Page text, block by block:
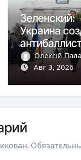
Зеленский:
Украина
ю систему
с Европой
Олексій
Авг 3, 2026